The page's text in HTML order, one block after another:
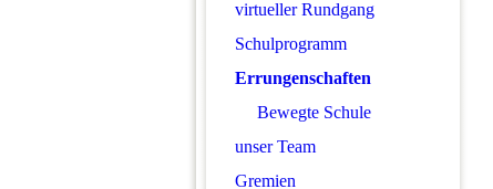
virtueller Rundgang
Schulprogramm
Errungenschaften
Bewegte Schule
unser Team
Gremien